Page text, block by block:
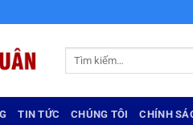
TIN TỨC CHÚNG TÔI CHÍNH